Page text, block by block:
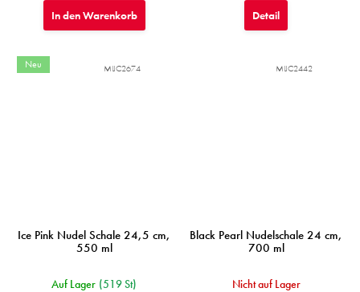
In den Warenkorb Detail
Neu
Ice Pink Nudel Schale 24,5 cm,
550 ml
Auf Lager (519 St)
MIJC2674
Black Pearl Nudelschale 24 cm,
700 ml
Nicht auf Lager
MIJC2442